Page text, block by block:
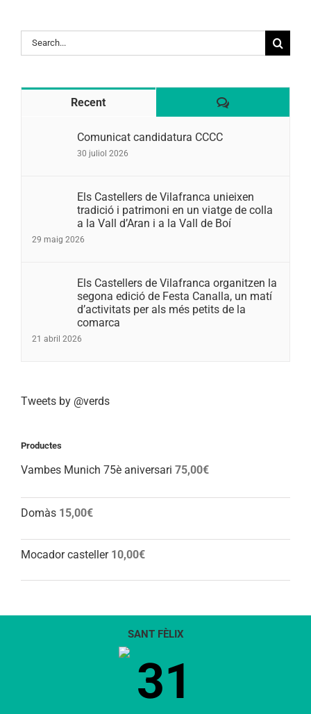
Search
for:
Recent Comentaris
Comunicat candidatura CCCC
30 juliol 2026
Els Castellers de Vilafranca unieixen
tradició i patrimoni en un viatge de colla
a la Vall d’Aran i a la Vall de Boí
29 maig 2026
Els Castellers de Vilafranca organitzen la
segona edició de Festa Canalla, un matí
d’activitats per als més petits de la
comarca
21 abril 2026
Tweets by @verds
Productes
Vambes Munich 75è aniversari 75,00€
Domàs 15,00€
Mocador casteller 10,00€
SANT FÈLIX
31